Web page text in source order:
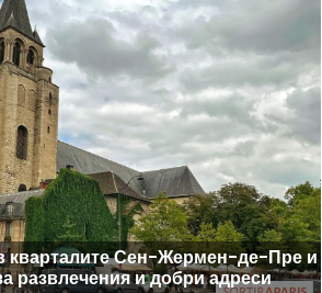
кварталите Сен-Жермен-де-Пре и
развлечения и добри адреси